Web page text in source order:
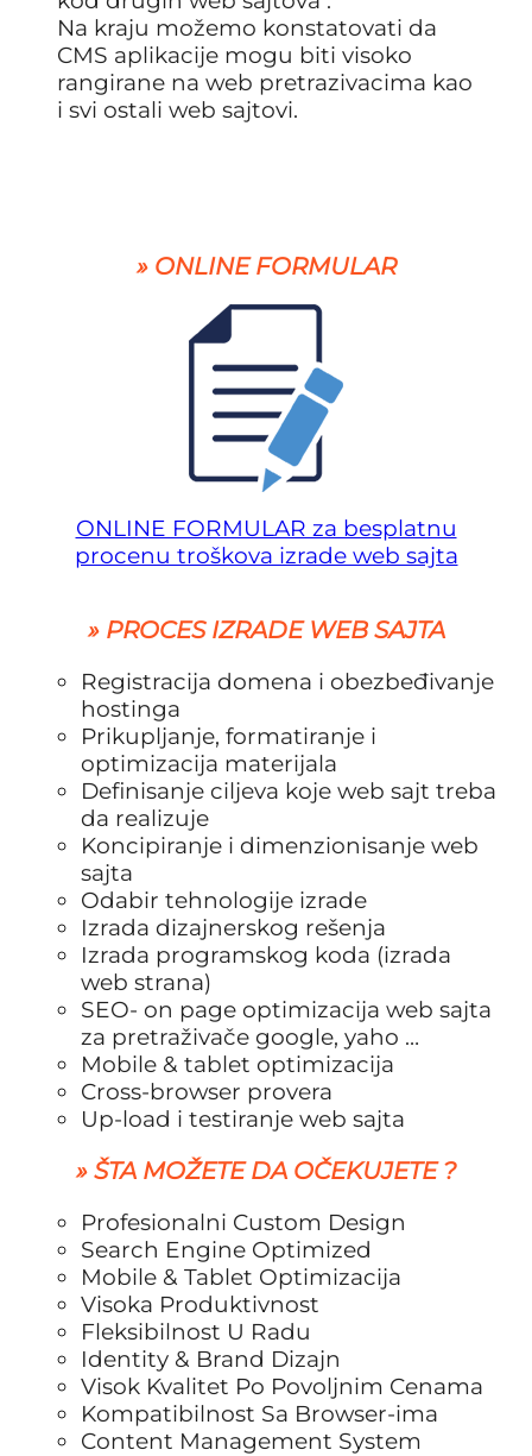
Na kraju možemo konstatovati da
CMS aplikacije mogu biti visoko
rangirane na web pretrazivacima kao
i svi ostali web sajtovi.
» ONLINE FORMULAR
ONLINE FORMULAR za besplatnu
procenu troškova izrade web sajta
» PROCES IZRADE WEB SAJTA
Registracija domena i obezbeđivanje
hostinga
Prikupljanje, formatiranje i
optimizacija materijala
Definisanje ciljeva koje web sajt treba
da realizuje
Koncipiranje i dimenzionisanje web
sajta
Odabir tehnologije izrade
Izrada dizajnerskog rešenja
Izrada programskog koda (izrada
web strana)
SEO- on page optimizacija web sajta
za pretraživače google, yaho …
Mobile & tablet optimizacija
Cross-browser provera
Up-load i testiranje web sajta
» ŠTA MOŽETE DA OČEKUJETE ?
Profesionalni Custom Design
Search Engine Optimized
Mobile & Tablet Optimizacija
Visoka Produktivnost
Fleksibilnost U Radu
Identity & Brand Dizajn
Visok Kvalitet Po Povoljnim Cenama
Kompatibilnost Sa Browser-ima
Content Management System